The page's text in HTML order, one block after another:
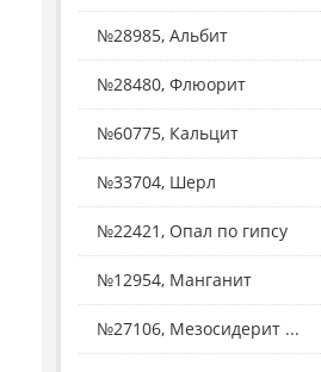
№28985, Альбит
№28480, Флюорит
№60775, Кальцит
№33704, Шерл
№22421, Опал по гипсу
№12954, Манганит
№27106, Мезосидерит ...